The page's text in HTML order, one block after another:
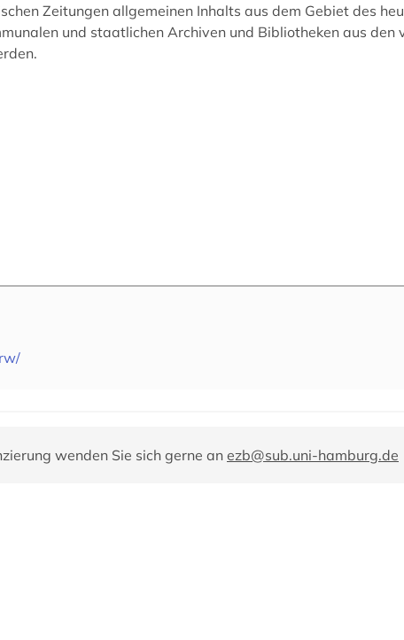
Zeitungen allgemeinen Inhalts aus dem Gebiet des
und staatlichen Archiven und Bibliotheken aus den
wenden Sie sich gerne an ezb@sub.uni-hamburg.de